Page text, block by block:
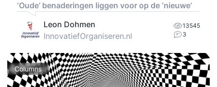
‘Oude’ benaderingen liggen voor op de ‘nieuwe’
Leon Dohmen
InnovatiefOrganiseren.nl
13545
3
Columns